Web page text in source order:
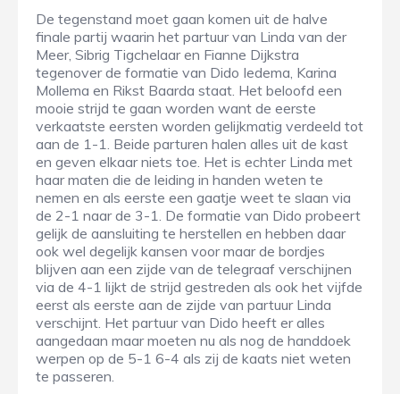
De tegenstand moet gaan komen uit de halve
finale partij waarin het partuur van Linda van der
Meer, Sibrig Tigchelaar en Fianne Dijkstra
tegenover de formatie van Dido Iedema, Karina
Mollema en Rikst Baarda staat. Het beloofd een
mooie strijd te gaan worden want de eerste
verkaatste eersten worden gelijkmatig verdeeld tot
aan de 1-1. Beide parturen halen alles uit de kast
en geven elkaar niets toe. Het is echter Linda met
haar maten die de leiding in handen weten te
nemen en als eerste een gaatje weet te slaan via
de 2-1 naar de 3-1. De formatie van Dido probeert
gelijk de aansluiting te herstellen en hebben daar
ook wel degelijk kansen voor maar de bordjes
blijven aan een zijde van de telegraaf verschijnen
via de 4-1 lijkt de strijd gestreden als ook het vijfde
eerst als eerste aan de zijde van partuur Linda
verschijnt. Het partuur van Dido heeft er alles
aangedaan maar moeten nu als nog de handdoek
werpen op de 5-1 6-4 als zij de kaats niet weten
te passeren.